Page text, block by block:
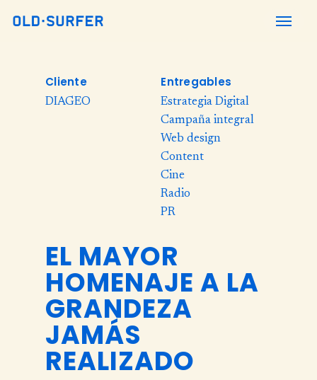
Cliente
DIAGEO
Entregables
Estrategia Digital
Campaña integral
Web design
Content
Cine
Radio
PR
EL MAYOR
HOMENAJE A LA
GRANDEZA
JAMÁS
REALIZADO